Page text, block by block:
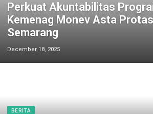
Perkuat Akuntabilitas
Kemenag Monev Asta
Semarang
December 18, 2025
BERITA